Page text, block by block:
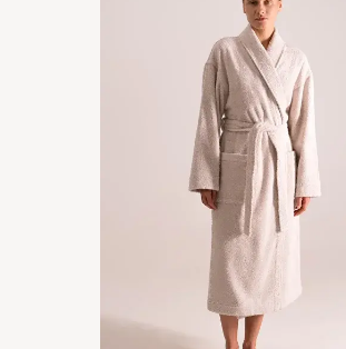
Если у вас есть вопросы о продукции
Moscado, хотите обсудить
индивидуальный проект или получить
консультацию, свяжитесь с нами
Контакты